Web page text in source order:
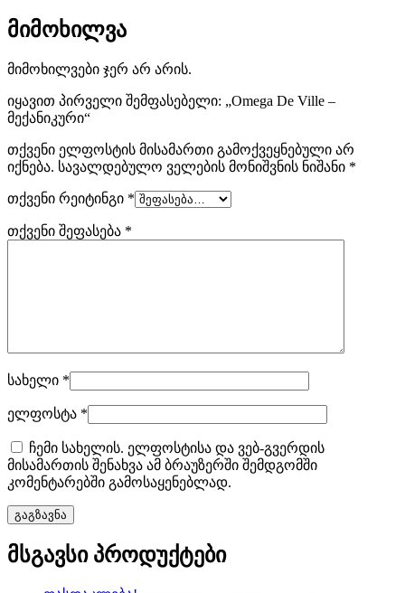
მიმოხილვა
მიმოხილვები ჯერ არ არის.
იყავით პირველი შემფასებელი: „Omega De Ville –
მექანიკური“
თქვენი ელფოსტის მისამართი გამოქვეყნებული არ
იქნება. სავალდებულო ველების მონიშვნის ნიშანი *
თქვენი რეიტინგი *
თქვენი შეფასება *
სახელი *
ელფოსტა *
ჩემი სახელის. ელფოსტისა და ვებ-გვერდის
მისამართის შენახვა ამ ბრაუზერში შემდგომში
კომენტარებში გამოსაყენებლად.
მსგავსი პროდუქტები